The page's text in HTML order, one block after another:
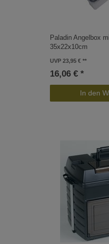
Paladin Angelbox
35x22x10cm
UVP 23,95 €
16,06 € *
In den